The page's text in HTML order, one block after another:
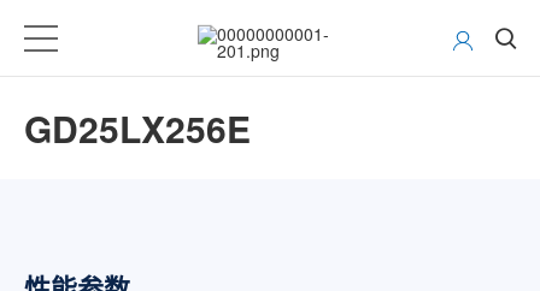
GD25LX256E